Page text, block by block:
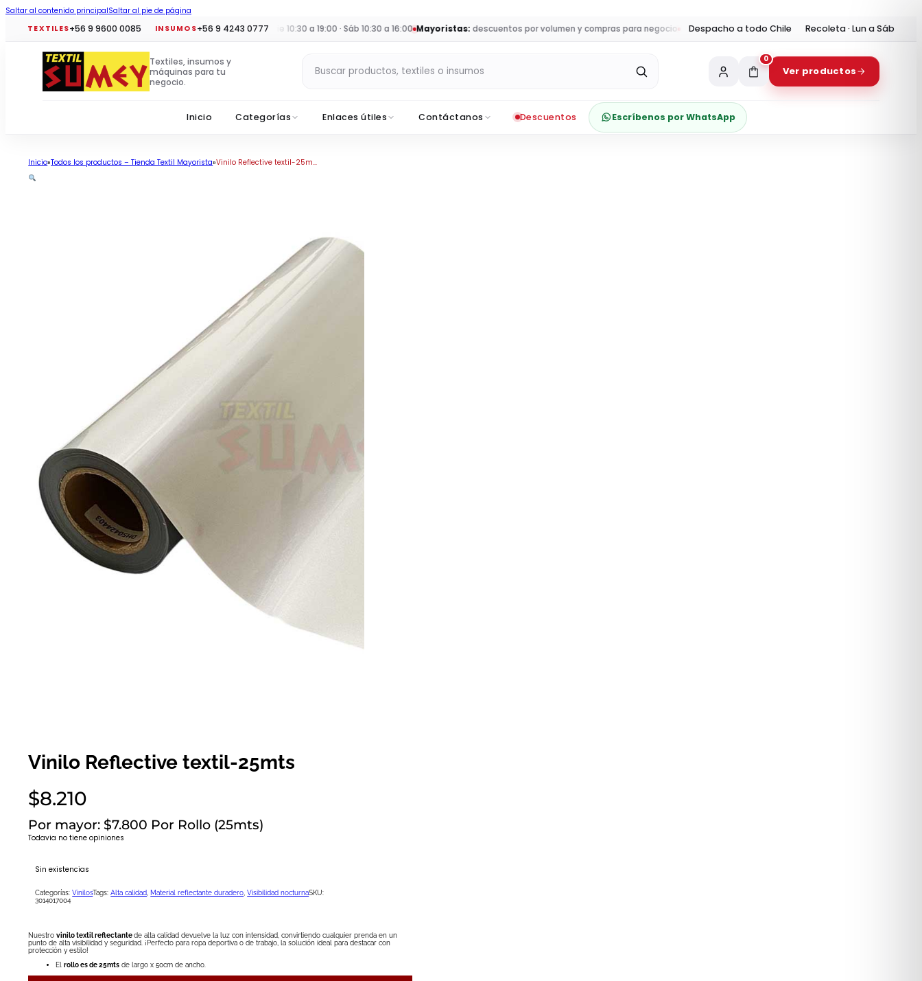
Saltar al contenido principalSaltar al pie de página
TEXTILES+56 9 9600 0085 INSUMOS+56 9 4243 0777
Horario tiendas:Lun a vie 10:30 a 19:00 · Sáb 10:30 a 16:00 Mayoristas:descuentos por volumen y compras para negocio Despacho:envíos a todo Chile y retiro en Recoleta Horario
Despacho a todo Chile Recoleta · Lun a Sáb
Textiles, insumos y
máquinas para tu
negocio.
Buscar productos en Sumey
Inicio Categorías Enlaces útiles Contáctanos Descuentos Escríbenos por WhatsApp
0
Ver productos
Inicio Todos los productos – Tienda Textil Mayorista Vinilo Reflective textil-25m...
Vinilo Reflective textil-25mts
$8.210
Por mayor: $7.800 Por Rollo (25mts)
Todavia no tiene opiniones
Sin existencias
Categorías:VinilosTags:Alta calidad Material reflectante duradero ,Visibilidad nocturnaSKU:
3014017004
Nuestrovinilo textil reflectantede alta calidad devuelve la luz con intensidad, convirtiendo cualquier prenda en un
punto de alta visibilidad y seguridad. ¡Perfecto para ropa deportiva o de trabajo, la solución ideal para destacar con
protección y estilo!
Elrollo es de 25mts de largo x 50cm de ancho.